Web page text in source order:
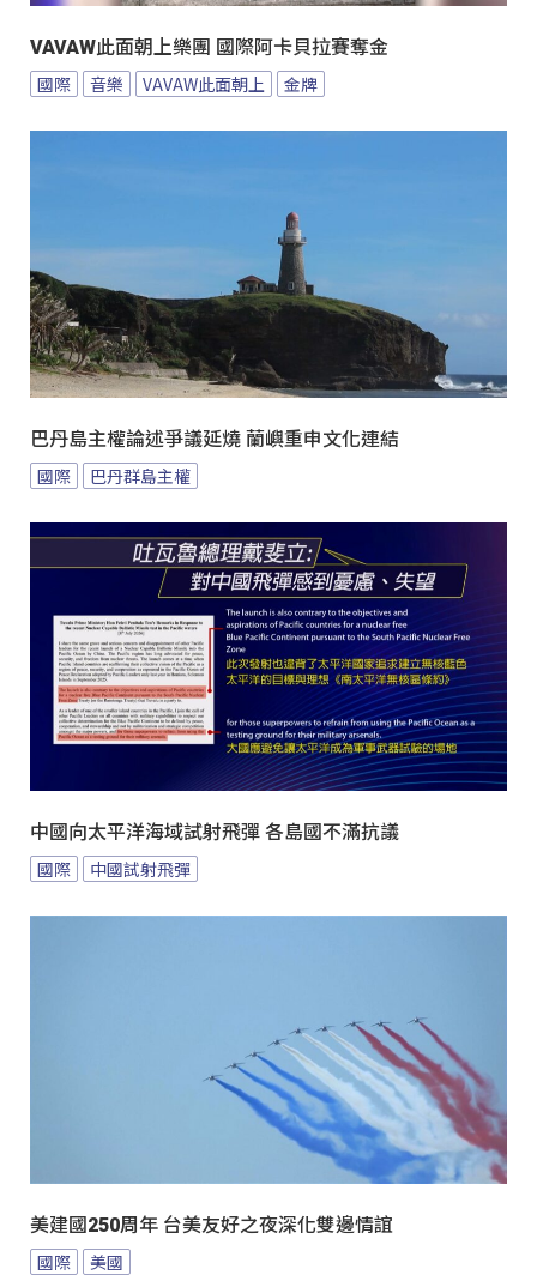
VAVAW此面朝上樂團 國際阿卡貝拉賽奪金
國際 音樂 VAVAW此面朝上 金牌
巴丹島主權論述爭議延燒 蘭嶼重申文化連結
國際 巴丹群島主權
中國向太平洋海域試射飛彈 各島國不滿抗議
國際 中國試射飛彈
美建國250周年 台美友好之夜深化雙邊情誼
國際 美國